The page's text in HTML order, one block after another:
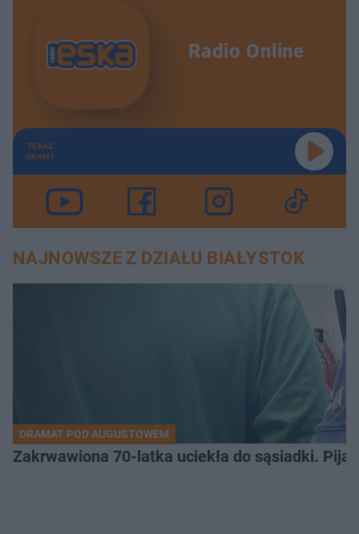
Radio Online
TERAZ
GRAMY
NAJNOWSZE Z DZIAŁU BIAŁYSTOK
DRAMAT POD AUGUSTOWEM
Zakrwawiona 70-latka uciekła do sąsiadki.